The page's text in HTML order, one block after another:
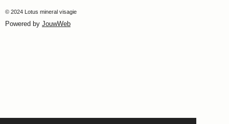
© 2024 Lotus mineral visagie
Powered by JouwWeb